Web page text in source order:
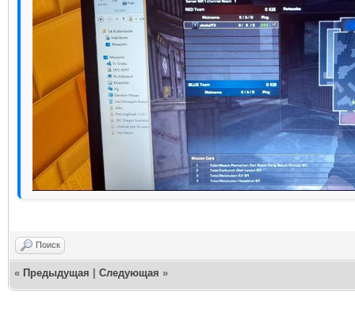
Поиск
« Предыдущая Следующая »